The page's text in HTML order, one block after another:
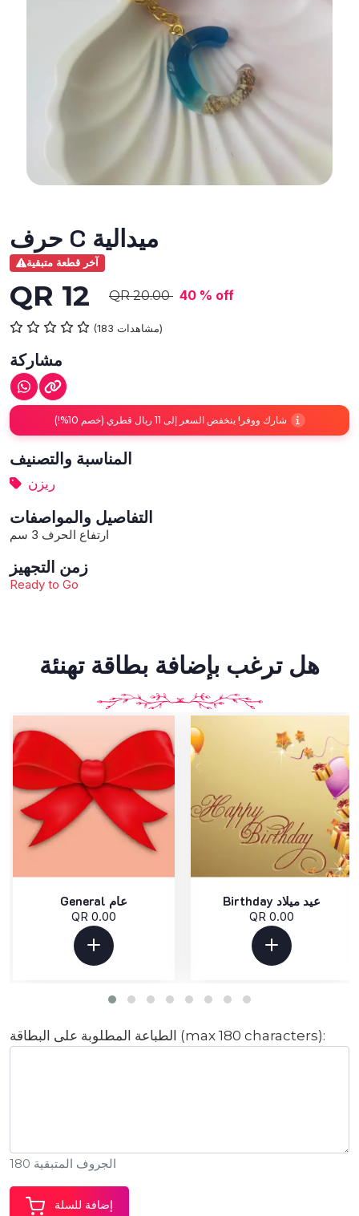
حرف C ميدالية
آخر قطعة متبقية
QR 12 QR 20.00 40 % off
(183 مشاهدات)
مشاركة
شارك ووفر! ينخفض السعر إلى 11 ريال قطري (خصم 10%!)
المناسبة والتصنيف
ريزن
التفاصيل والمواصفات
ارتفاع الحرف 3 سم
زمن التجهيز
Ready to Go
هل ترغب بإضافة بطاقة تهنئة
General عام
QR 0.00
Birthday عيد ميلاد
QR 0.00
الطباعة المطلوبة على البطاقة (max 180 characters):
الجروف المتبقية 180
إضافة للسلة